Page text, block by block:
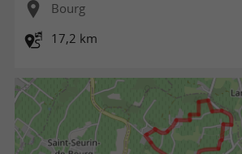
Bourg
17,2 km